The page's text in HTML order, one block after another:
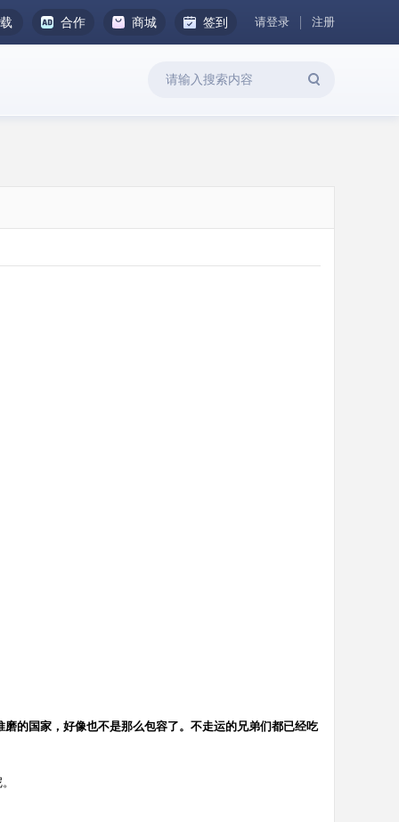
合作 商城 签到 请登录 注册
的国家，好像也不是那么包容了。不走运的兄弟们都已经吃